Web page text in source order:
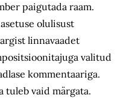
paigutada raam.
olulisust
linnavaadet
valitud
kommentaariga.
tuleb vaid märgata.